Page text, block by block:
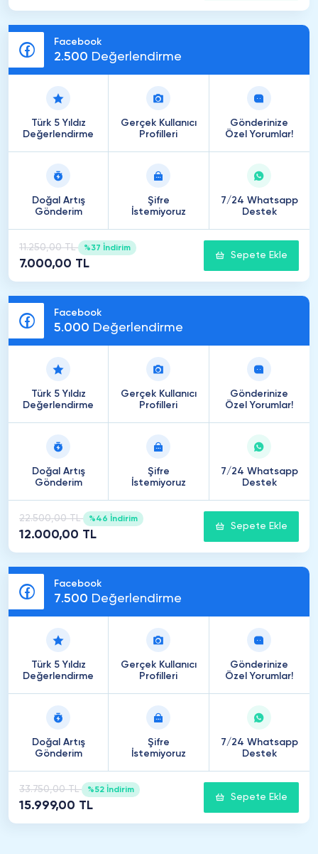
Facebook
2.500 Değerlendirme
Türk 5 Yıldız
Değerlendirme
Gerçek Kullanıcı
Profilleri
Gönderinize
Özel Yorumlar!
Doğal Artış
Gönderim
Şifre
İstemiyoruz
7/24 Whatsapp
Destek
11.250,00 TL %37 İndirim
7.000,00 TL
Sepete Ekle
Facebook
5.000 Değerlendirme
Türk 5 Yıldız
Değerlendirme
Gerçek Kullanıcı
Profilleri
Gönderinize
Özel Yorumlar!
Doğal Artış
Gönderim
Şifre
İstemiyoruz
7/24 Whatsapp
Destek
22.500,00 TL %46 İndirim
12.000,00 TL
Sepete Ekle
Facebook
7.500 Değerlendirme
Türk 5 Yıldız
Değerlendirme
Gerçek Kullanıcı
Profilleri
Gönderinize
Özel Yorumlar!
Doğal Artış
Gönderim
Şifre
İstemiyoruz
7/24 Whatsapp
Destek
33.750,00 TL %52 İndirim
15.999,00 TL
Sepete Ekle